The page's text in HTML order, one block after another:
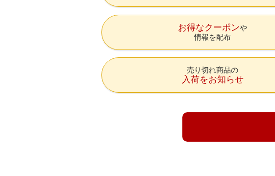
お得なクーポン
情報を配布
売り切れ商品の
入荷をお知らせ